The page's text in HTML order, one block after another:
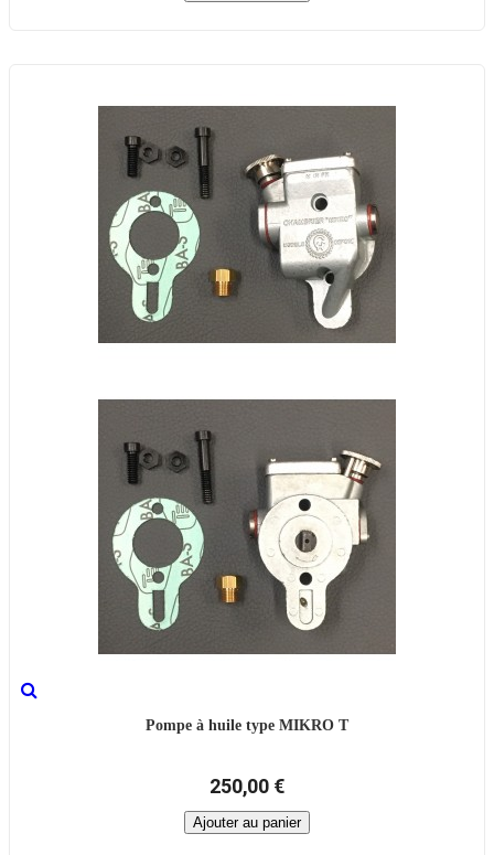
Pompe à huile type MIKRO T
250,00 €
Ajouter au panier